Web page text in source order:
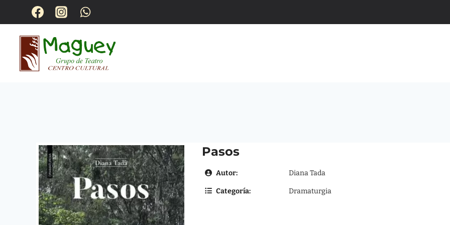
Pasos
Autor: Diana Tada
Categoría: Dramaturgia